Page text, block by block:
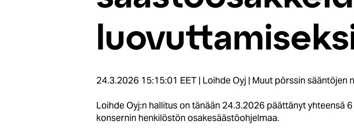
24.3.2026 15:15:01 EET | Loihde Oyj | Muut pörssin sääntöjen
Loihde Oyj:n hallitus on tänään 24.3.2026 päättänyt yhteensä
konsernin henkilöstön osakesäästöohjelmaa.